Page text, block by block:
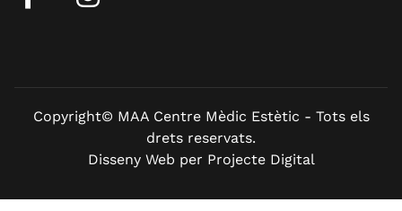
Copyright© MAA Centre Mèdic Estètic - Tots els
drets reservats.
Disseny Web per Projecte Digital